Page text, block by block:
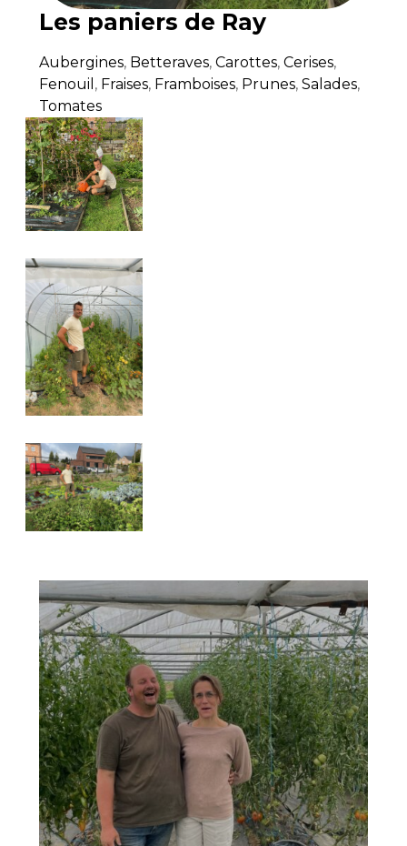
Les paniers de Ray
Aubergines, Betteraves, Carottes, Cerises,
Fenouil , Fraises, Framboises, Prunes, Salades,
Tomates